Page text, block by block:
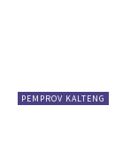
PEMPROV KALTENG